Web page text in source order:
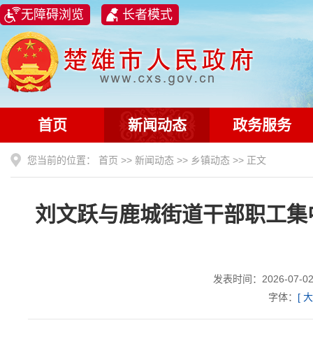
无障碍浏览 长者模式
首页 新闻动态 政务服务
您当前的位置： 首页 >> 新闻动态 >> 乡镇动态 >> 正文
刘文跃与鹿城街道干部职工
发表时间：2026-07-
字体： [ 大